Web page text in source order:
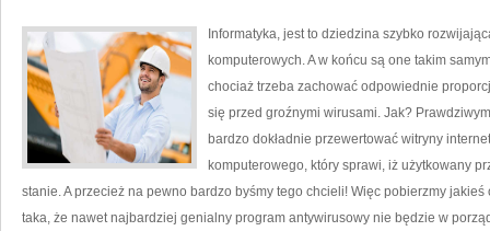
Informatyka, jest to dziedzina szybko
komputerowych. A w końcu są one takim
chociaż trzeba zachować odpowiednie
się przed groźnymi wirusami. Jak?
bardzo dokładnie przewertować witryny
komputerowego, który sprawi, iż użytkowany
stanie. A przecież na pewno bardzo byśmy tego chcieli! Więc pobierzmy
taka, że nawet najbardziej genialny program antywirusowy nie będzie w